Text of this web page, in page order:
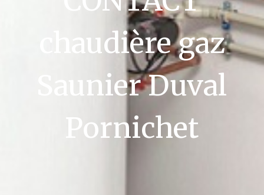
chaudière gaz
Saunier Duval
Pornichet